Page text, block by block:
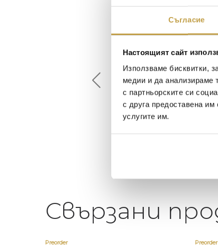
Съгласие
Настоящият сайт
Използваме бисквитки,
медии и да анализираме
с партньорските си
с друга предоставена
услугите им.
Много интересни
предложения!
персонал.
Свързани
Preorder Preorder